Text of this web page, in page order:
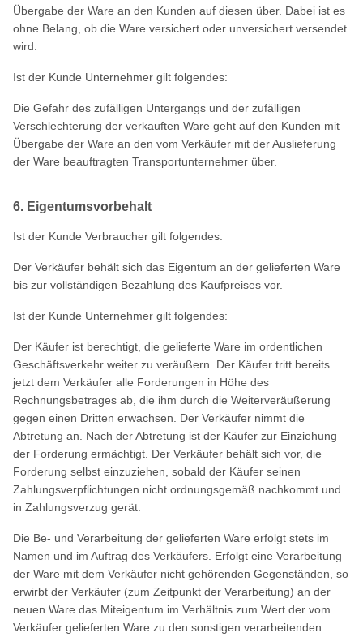
Übergabe der Ware an den Kunden auf diesen über. Dabei ist es
ohne Belang, ob die Ware versichert oder unversichert versendet
wird.
Ist der Kunde Unternehmer gilt folgendes:
Die Gefahr des zufälligen Untergangs und der zufälligen
Verschlechterung der verkauften Ware geht auf den Kunden mit
Übergabe der Ware an den vom Verkäufer mit der Auslieferung
der Ware beauftragten Transportunternehmer über.
6. Eigentumsvorbehalt
Ist der Kunde Verbraucher gilt folgendes:
Der Verkäufer behält sich das Eigentum an der gelieferten Ware
bis zur vollständigen Bezahlung des Kaufpreises vor.
Ist der Kunde Unternehmer gilt folgendes:
Der Käufer ist berechtigt, die gelieferte Ware im ordentlichen
Geschäftsverkehr weiter zu veräußern. Der Käufer tritt bereits
jetzt dem Verkäufer alle Forderungen in Höhe des
Rechnungsbetrages ab, die ihm durch die Weiterveräußerung
gegen einen Dritten erwachsen. Der Verkäufer nimmt die
Abtretung an. Nach der Abtretung ist der Käufer zur Einziehung
der Forderung ermächtigt. Der Verkäufer behält sich vor, die
Forderung selbst einzuziehen, sobald der Käufer seinen
Zahlungsverpflichtungen nicht ordnungsgemäß nachkommt und
in Zahlungsverzug gerät.
Die Be- und Verarbeitung der gelieferten Ware erfolgt stets im
Namen und im Auftrag des Verkäufers. Erfolgt eine Verarbeitung
der Ware mit dem Verkäufer nicht gehörenden Gegenständen, so
erwirbt der Verkäufer (zum Zeitpunkt der Verarbeitung) an der
neuen Ware das Miteigentum im Verhältnis zum Wert der vom
Verkäufer gelieferten Ware zu den sonstigen verarbeitenden